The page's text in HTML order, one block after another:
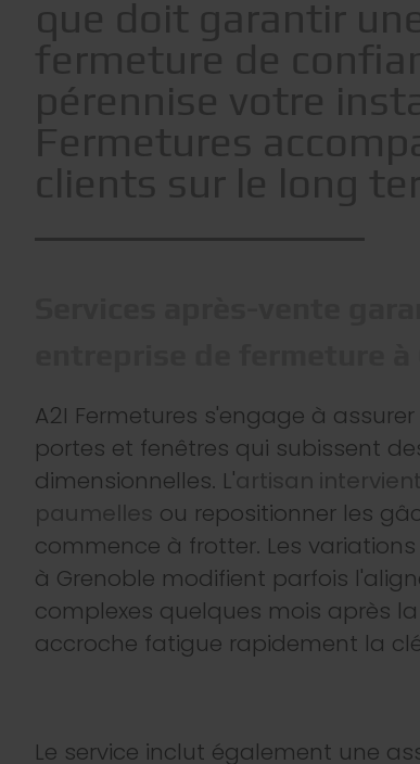
A2I Fermetures s'engage à
portes et fenêtres qui subissent
dimensionnelles. L'
ou repositionner les
commence à frotter. Les
à Grenoble modifient parfois
complexes quelques mois après
accroche fatigue rapidement la
Le service inclut également une